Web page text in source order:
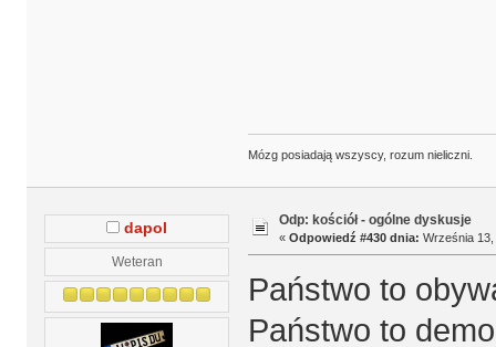
Mózg posiadają wszyscy, rozum nieliczni.
dapol
Weteran
Odp: kościół - ogólne dyskusje
« Odpowiedź #430 dnia: Września
Państwo to
Państwo to